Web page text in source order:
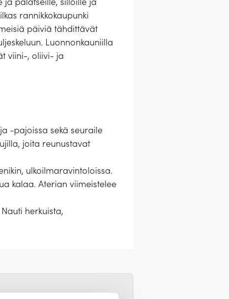
rannikkokaupunki
päiviä tähdittävät
Luonnonkauniilla
viini-, oliivi- ja
-pajoissa sekä seuraile
joita reunustavat
ulkoilmaravintoloissa.
kalaa. Aterian viimeistelee
herkuista,
vähintään 3 kk